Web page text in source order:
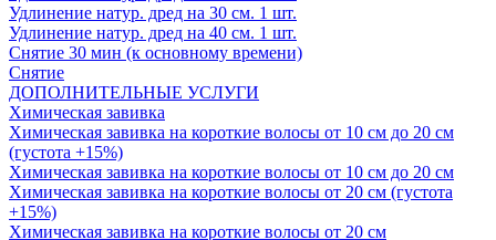
Удлинение натур. дред на 30 см. 1 шт.
Удлинение натур. дред на 40 см. 1 шт.
Снятие 30 мин (к основному времени)
Снятие
ДОПОЛНИТЕЛЬНЫЕ УСЛУГИ
Химическая завивка
Химическая завивка на короткие волосы от 10 см до 20 см
(густота +15%)
Химическая завивка на короткие волосы от 10 см до 20 см
Химическая завивка на короткие волосы от 20 см (густота
+15%)
Химическая завивка на короткие волосы от 20 см